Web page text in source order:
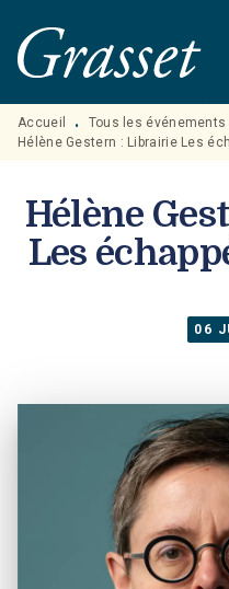
MENU RECHERCHE
PIED DE PAGE
Accueil • Tous les événements
Hélène Gestern : Librairie Les
Hélène
Les
06